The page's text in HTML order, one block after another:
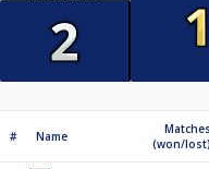
# Name
Matches
(won/lost)